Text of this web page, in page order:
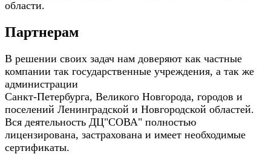
области.
Партнерам
В решении своих задач нам доверяют как частные
компании так государственные учреждения, а так же
администрации
Санкт-Петербурга, Великого Новгорода, городов и
поселений Ленинградской и Новгородской областей.
Вся деятельность ДЦ"СОВА" полностью
лицензирована, застрахована и имеет необходимые
сертификаты.